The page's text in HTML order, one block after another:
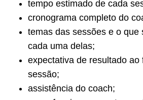
tempo estimado de cada
cronograma completo do
temas das sessões e o que
cada uma delas;
expectativa de resultado ao
sessão;
assistência do coach;